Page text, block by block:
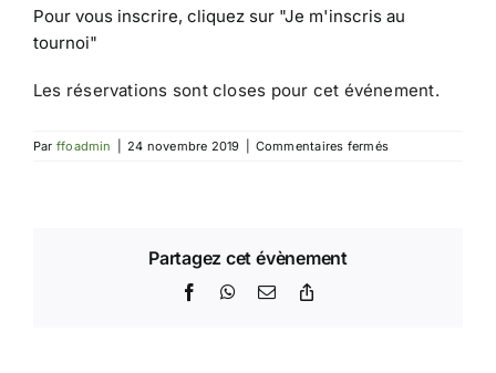
Pour vous inscrire, cliquez sur "Je m'inscris au
tournoi"
Les réservations sont closes pour cet événement.
Par ffoadmin 24 novembre 2019 Commentaires fermés
Partagez cet évènement
FacebookWhatsApp
Email